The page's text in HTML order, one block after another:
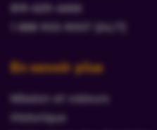
819-629-4666
1 888 933-9007 (24/7)
En savoir plus
Mission et valeurs
Historique